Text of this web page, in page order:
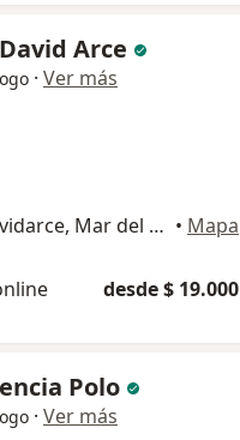
Arce
· Ver más
instagram.com/psi.davidarce, Mar del Plata • Mapa
desde $ 19.000
Polo
· Ver más